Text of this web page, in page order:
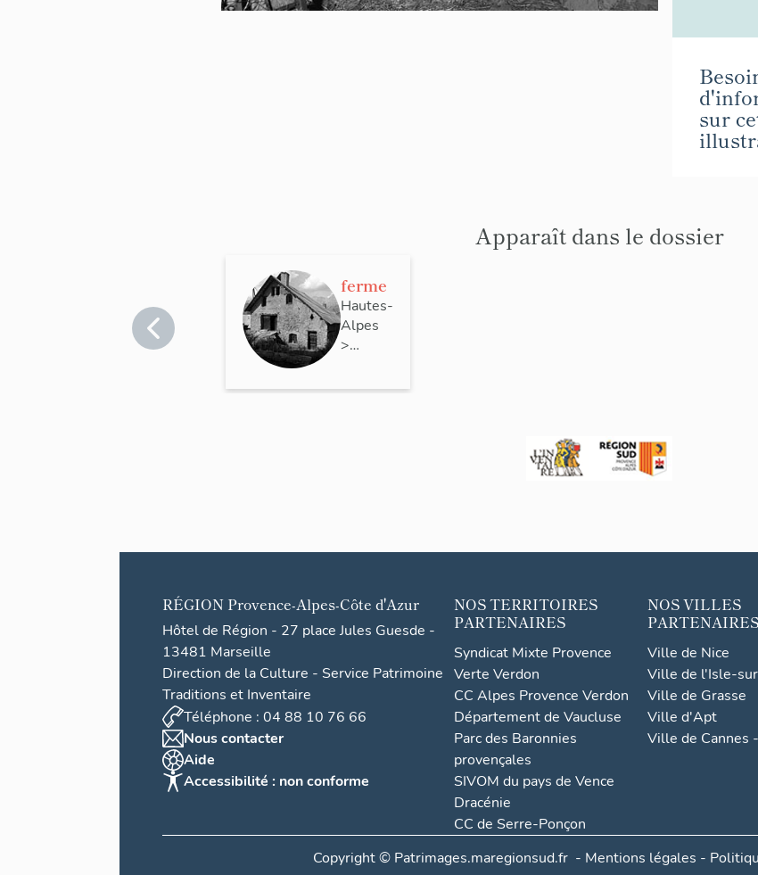
sur
Apparaît dans le dossier
ferme
Hautes-
Alpes
>
Saint-
RÉGION Provence-Alpes-Côte d'Azur
Hôtel de Région - 27 place Jules Guesde -
13481 Marseille
Direction de la Culture - Service Patrimoine
Traditions et Inventaire
Téléphone : 04 88 10 76 66
Nous contacter
Aide
Accessibilité : non conforme
NOS TERRITOIRES
PARTENAIRES
Syndicat Mixte Provence
Verte Verdon
CC Alpes Provence Verdon
Département de Vaucluse
Parc des Baronnies
provençales
SIVOM du pays de Vence
Dracénie
CC de Serre-Ponçon
NOS VILLES
PARTENAIRES
Ville de Nice
Ville de l'Isle-
Ville de Grasse
Ville d'Apt
Ville de Cannes
Copyright © Patrimages.maregionsud.fr- Mentions légales -